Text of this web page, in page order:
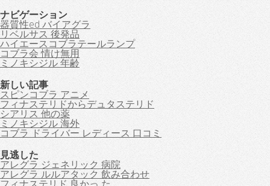
ナビゲーション
器質性ed バイアグラ
リベルサス 後発品
ハイエースコブラテールランプ
コブラ会 情け無用
ミノキシジル 年齢
新しい記事
スピンコブラ アニメ
フィナステリドからデュタステリド
シアリス 他の薬
ミノキシジル 海外
コブラ ドライバー レディース 口コミ
見逃した
アレグラ ジェネリック 病院
アレグラ ルルアタック 飲み合わせ